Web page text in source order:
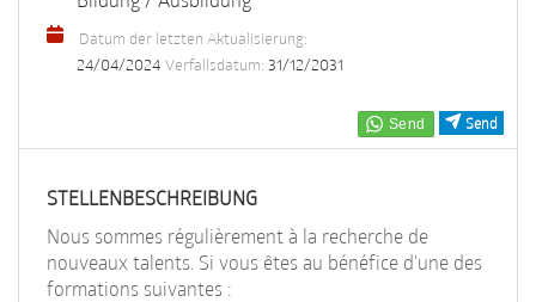
Sprache
EN
FR
Send
Datum der letzten Aktualisierung:
24/04/2024 Verfallsdatum: 31/12/2031
STELLENBESCHREIBUNG
Nous sommes régulièrement à la recherche de
nouveaux talents. Si vous êtes au bénéfice d'une des
formations suivantes :